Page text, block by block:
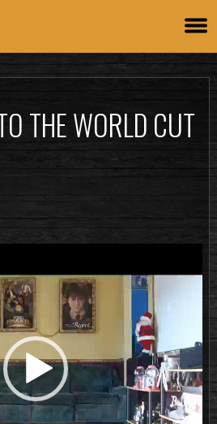
THE WORLD CUT